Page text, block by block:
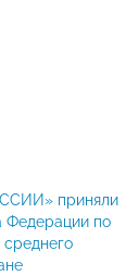
приняли
Федерации по
среднего